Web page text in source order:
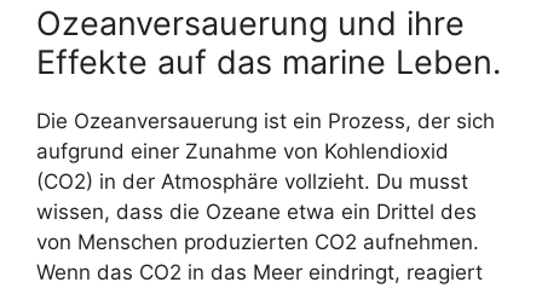
Ozeanversauerung und ihre
Effekte auf das marine Leben.
Die Ozeanversauerung ist ein Prozess, der sich
aufgrund einer Zunahme von Kohlendioxid
(CO2) in der Atmosphäre vollzieht. Du musst
wissen, dass die Ozeane etwa ein Drittel des
von Menschen produzierten CO2 aufnehmen.
Wenn das CO2 in das Meer eindringt, reagiert